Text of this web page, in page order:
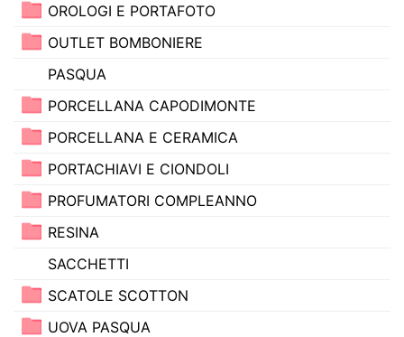
OROLOGI E PORTAFOTO
OUTLET BOMBONIERE
PASQUA
PORCELLANA CAPODIMONTE
PORCELLANA E CERAMICA
PORTACHIAVI E CIONDOLI
PROFUMATORI COMPLEANNO
RESINA
SACCHETTI
SCATOLE SCOTTON
UOVA PASQUA